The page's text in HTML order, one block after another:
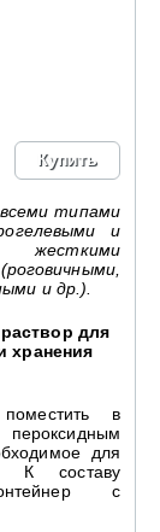
типами
и
ижесткими
и др.).
для
хранения
в
для
К составу
с